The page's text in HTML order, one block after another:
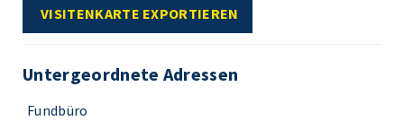
VISITENKARTE EXPORTIEREN
Untergeordnete Adressen
Fundbüro